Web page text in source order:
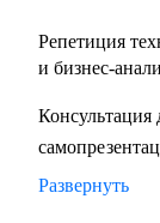
Репетиция
и бизнес-
Консультация
Развернуть